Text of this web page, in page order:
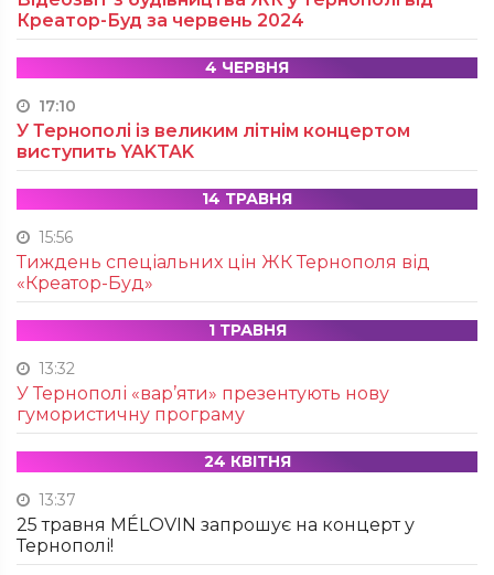
Креатор-Буд за червень 2024
4 ЧЕРВНЯ
17:10
У Тернополі із великим літнім концертом
виступить YAKTAK
14 ТРАВНЯ
15:56
Тиждень спеціальних цін ЖК Тернополя від
«Креатор-Буд»
1 ТРАВНЯ
13:32
У Тернополі «вар’яти» презентують нову
гумористичну програму
24 КВІТНЯ
13:37
25 травня MÉLOVIN запрошує на концерт у
Тернополі!